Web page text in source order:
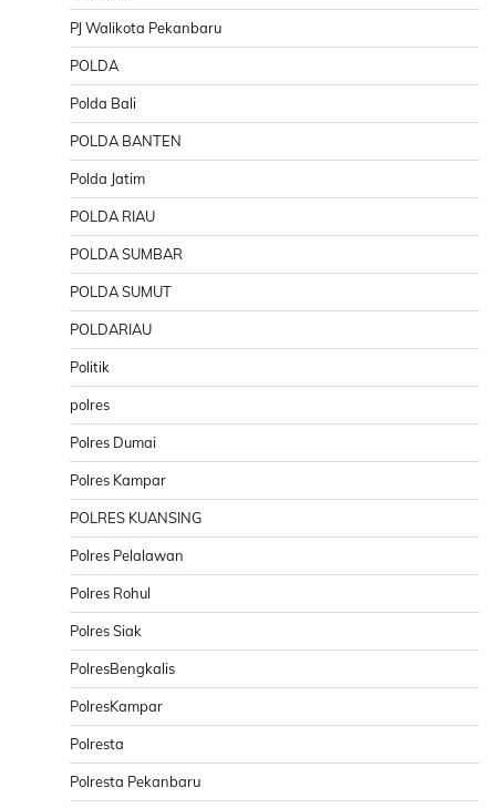
PJ Walikota Pekanbaru
POLDA
Polda Bali
POLDA BANTEN
Polda Jatim
POLDA RIAU
POLDA SUMBAR
POLDA SUMUT
POLDARIAU
Politik
polres
Polres Dumai
Polres Kampar
POLRES KUANSING
Polres Pelalawan
Polres Rohul
Polres Siak
PolresBengkalis
PolresKampar
Polresta
Polresta Pekanbaru